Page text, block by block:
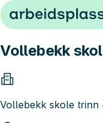
Hopp til innhold
Vollebekk
Vollebekk skole trinn